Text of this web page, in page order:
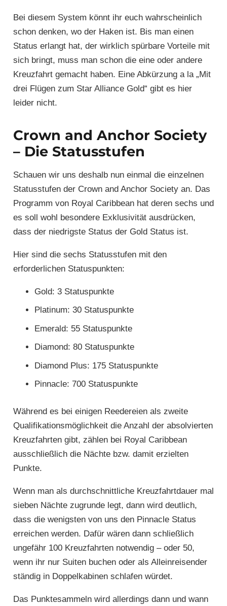
Bei diesem System könnt ihr euch wahrscheinlich
schon denken, wo der Haken ist. Bis man einen
Status erlangt hat, der wirklich spürbare Vorteile mit
sich bringt, muss man schon die eine oder andere
Kreuzfahrt gemacht haben. Eine Abkürzung a la „Mit
drei Flügen zum Star Alliance Gold“ gibt es hier
leider nicht.
Crown and Anchor Society
– Die Statusstufen
Schauen wir uns deshalb nun einmal die einzelnen
Statusstufen der Crown and Anchor Society an. Das
Programm von Royal Caribbean hat deren sechs und
es soll wohl besondere Exklusivität ausdrücken,
dass der niedrigste Status der Gold Status ist.
Hier sind die sechs Statusstufen mit den
erforderlichen Statuspunkten:
Gold: 3 Statuspunkte
Platinum: 30 Statuspunkte
Emerald: 55 Statuspunkte
Diamond: 80 Statuspunkte
Diamond Plus: 175 Statuspunkte
Pinnacle: 700 Statuspunkte
Während es bei einigen Reedereien als zweite
Qualifikationsmöglichkeit die Anzahl der absolvierten
Kreuzfahrten gibt, zählen bei Royal Caribbean
ausschließlich die Nächte bzw. damit erzielten
Punkte.
Wenn man als durchschnittliche Kreuzfahrtdauer mal
sieben Nächte zugrunde legt, dann wird deutlich,
dass die wenigsten von uns den Pinnacle Status
erreichen werden. Dafür wären dann schließlich
ungefähr 100 Kreuzfahrten notwendig – oder 50,
wenn ihr nur Suiten buchen oder als Alleinreisender
ständig in Doppelkabinen schlafen würdet.
Das Punktesammeln wird allerdings dann und wann